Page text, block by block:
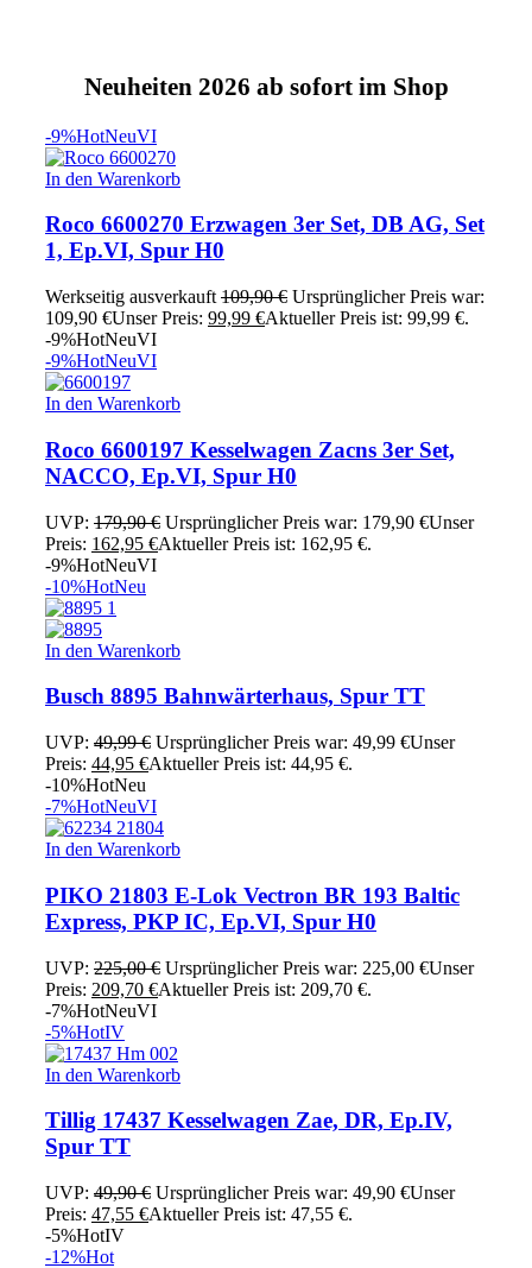
Neuheiten 2026 ab sofort im Shop
-9%HotNeuVI
In den Warenkorb
Roco 6600270 Erzwagen 3er Set, DB AG, Set
1, Ep.VI, Spur H0
Werkseitig ausverkauft 109,90€ Ursprünglicher Preis war:
109,90 €Unser Preis: 99,99 €Aktueller Preis ist: 99,99 €.
-9%HotNeuVI
-9%HotNeuVI
In den Warenkorb
Roco 6600197 Kesselwagen Zacns 3er Set,
NACCO, Ep.VI, Spur H0
UVP: 179,90€ Ursprünglicher Preis war: 179,90 €Unser
Preis: 162,95 €Aktueller Preis ist: 162,95 €.
-9%HotNeuVI
-10%HotNeu
In den Warenkorb
Busch 8895 Bahnwärterhaus, Spur TT
UVP: 49,99€ Ursprünglicher Preis war: 49,99 €Unser
Preis: 44,95 €Aktueller Preis ist: 44,95 €.
-10%HotNeu
-7%HotNeuVI
In den Warenkorb
PIKO 21803 E-Lok Vectron BR 193 Baltic
Express, PKP IC, Ep.VI, Spur H0
UVP: 225,00€ Ursprünglicher Preis war: 225,00 €Unser
Preis: 209,70 €Aktueller Preis ist: 209,70 €.
-7%HotNeuVI
-5%HotIV
In den Warenkorb
Tillig 17437 Kesselwagen Zae, DR, Ep.IV,
Spur TT
UVP: 49,90€ Ursprünglicher Preis war: 49,90 €Unser
Preis: 47,55 €Aktueller Preis ist: 47,55 €.
-5%HotIV
-12%Hot